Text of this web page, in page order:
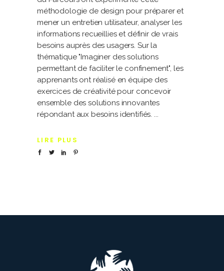
méthodologie de design pour préparer et
mener un entretien utilisateur, analyser les
informations recueillies et définir de vrais
besoins auprès des usagers. Sur la
thématique "Imaginer des solutions
permettant de faciliter le confinement", les
apprenants ont réalisé en équipe des
exercices de créativité pour concevoir
ensemble des solutions innovantes
répondant aux besoins identifiés.
LIRE PLUS